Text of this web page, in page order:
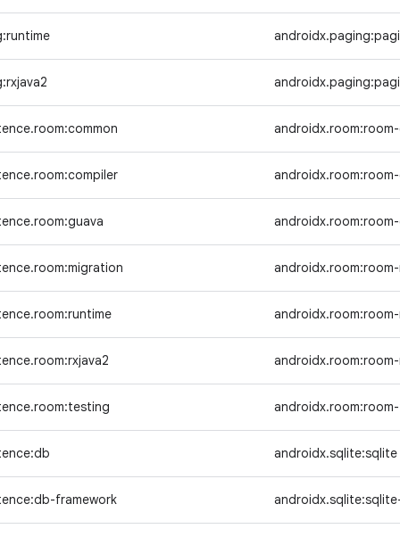
androidx.sqlite:sqlite
framework